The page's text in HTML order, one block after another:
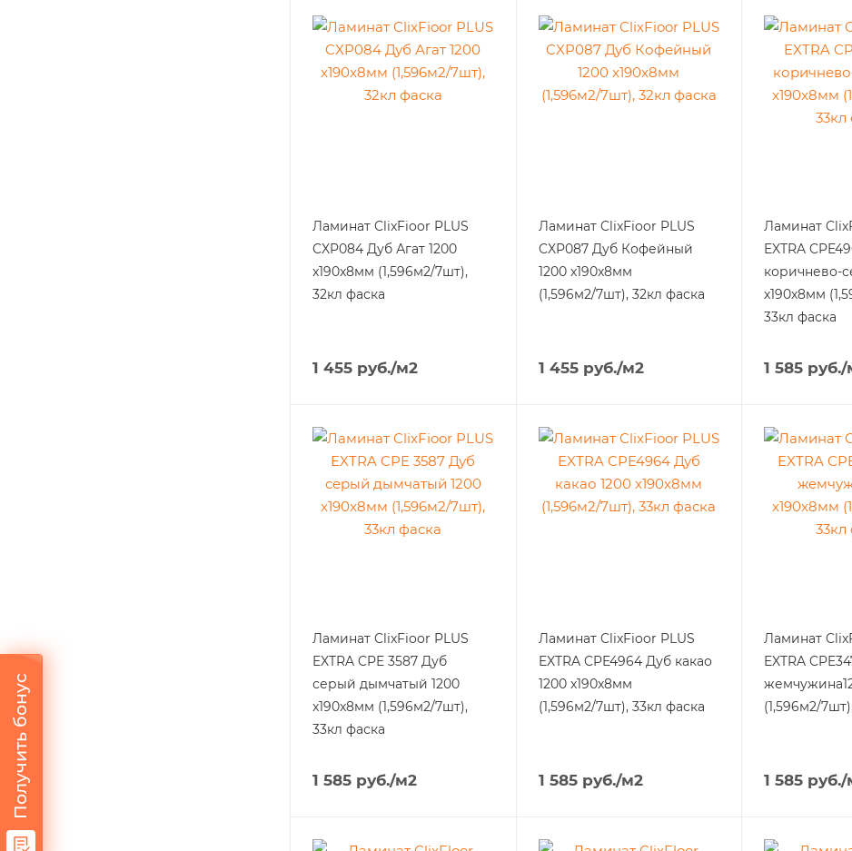
Ламинат ClixFioor PLUS
CXP084 Дуб Агат 1200
x190x8мм (1,596м2/7шт),
32кл фаска
1 455 руб./м2
Ламинат ClixFioor PLUS
CXP087 Дуб Кофейный
1200 x190x8мм
(1,596м2/7шт), 32кл фаска
1 455руб./м2
Ламинат
EXTRA
коричнево-
x190x8мм
33кл фаска
1 585 руб./
Ламинат ClixFioor PLUS
EXTRA CPE 3587 Дуб
серый дымчатый 1200
x190x8мм (1,596м2/7шт),
33кл фаска
1 585 руб./м2
Ламинат ClixFioor PLUS
EXTRA CPE4964 Дуб какао
1200 x190x8мм
(1,596м2/7шт), 33кл фаска
1 585руб./м2
Ламинат
EXTRA
(1,596м2/
1 585 руб./
Получить бонус